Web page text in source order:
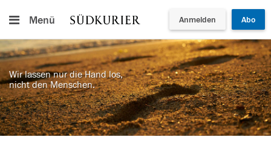
Menü Anmelden Abo
Wir lassen nur die Hand los,
nicht den Menschen.